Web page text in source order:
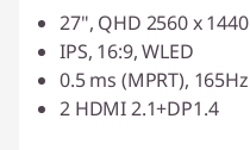
27", QHD 2560 x 1440
IPS, 16:9, WLED
0.5 ms (MPRT), 165Hz
2 HDMI 2.1+DP1.4